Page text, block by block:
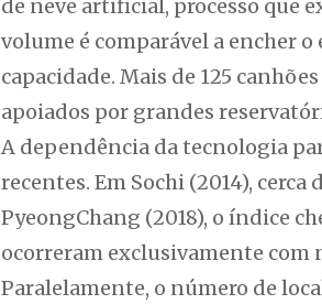
de neve artificial, processo que
volume é comparável a encher o
capacidade. Mais de 125
apoiados por grandes
A dependência da tecnologia
recentes. Em Sochi (2014),
PyeongChang (2018), o índice
ocorreram exclusivamente com
Paralelamente, o número de